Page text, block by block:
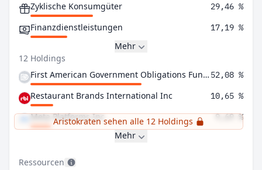
Zyklische Konsumgüter 29,46 %
Finanzdienstleistungen 17,19 %
Mehr
12 Holdings
First American Government Obligations Fund Class X 52,08 %
Restaurant Brands International Inc 10,65 %
Meta Platforms Inc 9,69 %
Aristokraten sehen alle 12 Holdings
Mehr
Ressourcen